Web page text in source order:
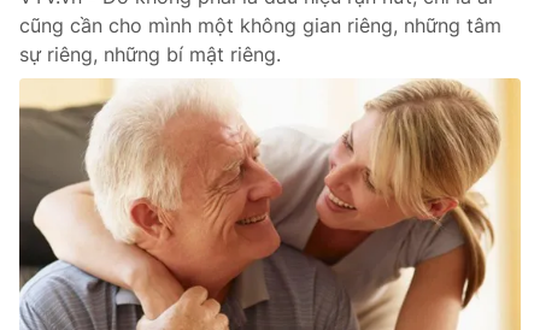
Liên hệ tòa soạn English
THỜI BÁO VTV
Theo dõi báo trên
cũng cần cho mình một không gian riêng, những tâm
sự riêng, những bí mật riêng.